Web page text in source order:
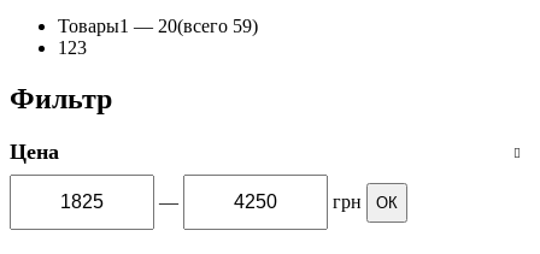
Товары1 — 20(всего 59)
1 23
Фильтр
Цена
— грн ОК